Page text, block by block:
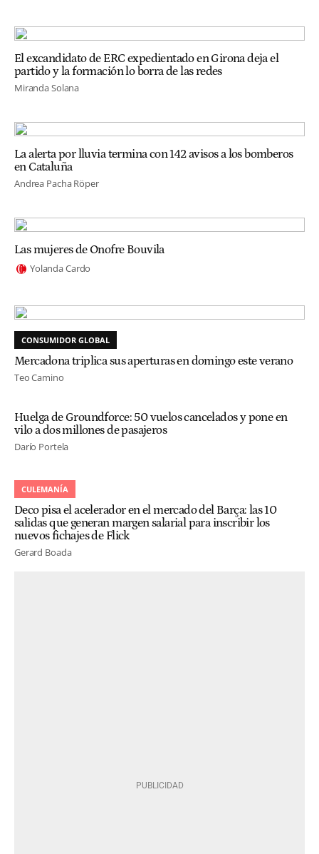
El excandidato de ERC expedientado en Girona deja el
partido y la formación lo borra de las redes
Miranda Solana
La alerta por lluvia termina con 142 avisos a los bomberos
en Cataluña
Andrea Pacha Röper
Las mujeres de Onofre Bouvila
Yolanda Cardo
CONSUMIDOR GLOBAL
Mercadona triplica sus aperturas en domingo este verano
Teo Camino
Huelga de Groundforce: 50 vuelos cancelados y pone en
vilo a dos millones de pasajeros
Darío Portela
CULEMANÍA
Deco pisa el acelerador en el mercado del Barça: las 10
salidas que generan margen salarial para inscribir los
nuevos fichajes de Flick
Gerard Boada